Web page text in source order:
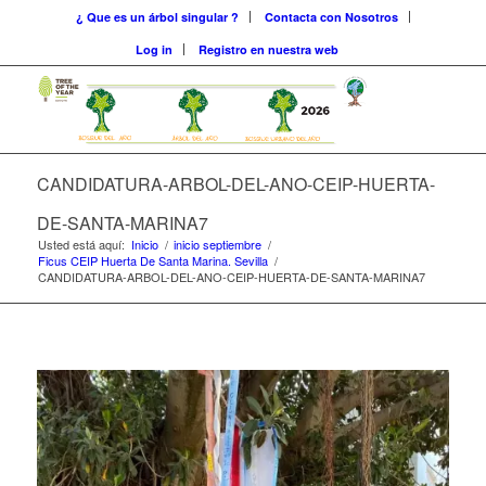
¿ Que es un árbol singular ?
Contacta con Nosotros
Log in
Registro en nuestra web
CANDIDATURA-ARBOL-DEL-ANO-CEIP-HUERTA-
DE-SANTA-MARINA7
Usted está aquí: Inicio / inicio septiembre /
Ficus CEIP Huerta De Santa Marina. Sevilla /
CANDIDATURA-ARBOL-DEL-ANO-CEIP-HUERTA-DE-SANTA-MARINA7